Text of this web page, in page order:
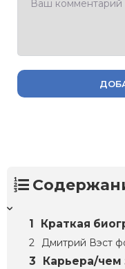
Краткая
Дмитрий Вэст
Карьера/чем